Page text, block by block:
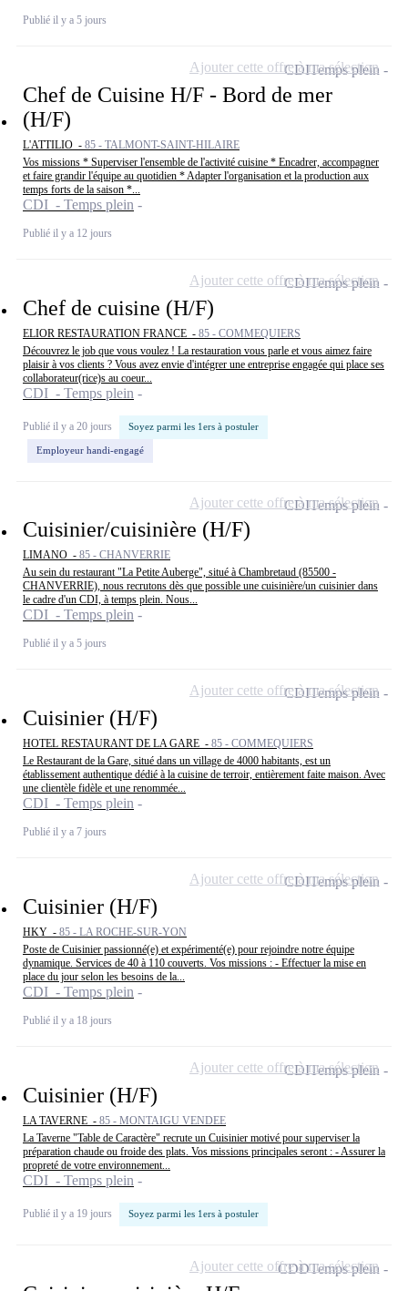
Publié il y a 5 jours
Chef de Cuisine H/F - Bord de mer
(H/F)
L'ATTILIO - 85 - TALMONT-SAINT-HILAIRE
Vos missions * Superviser l'ensemble de l'activité cuisine * Encadrer, accompagner
et faire grandir l'équipe au quotidien * Adapter l'organisation et la production aux
temps forts de la saison *...
CDI - Temps plein
Publié il y a 12 jours
CDITemps plein
Ajouter cette offre à ma sélection
Chef de cuisine (H/F)
ELIOR RESTAURATION FRANCE - 85 - COMMEQUIERS
Découvrez le job que vous voulez ! La restauration vous parle et vous aimez faire
plaisir à vos clients ? Vous avez envie d'intégrer une entreprise engagée qui place ses
collaborateur(rice)s au coeur...
CDI - Temps plein
Publié il y a 20 jours Soyez parmi les 1ers à postuler
Employeur handi-engagé
CDITemps plein
Ajouter cette offre à ma sélection
Cuisinier/cuisinière (H/F)
LIMANO - 85 - CHANVERRIE
Au sein du restaurant "La Petite Auberge", situé à Chambretaud (85500 -
CHANVERRIE), nous recrutons dès que possible une cuisinière/un cuisinier dans
le cadre d'un CDI, à temps plein. Nous...
CDI - Temps plein
Publié il y a 5 jours
CDITemps plein
Ajouter cette offre à ma sélection
Cuisinier (H/F)
HOTEL RESTAURANT DE LA GARE - 85 - COMMEQUIERS
Le Restaurant de la Gare, situé dans un village de 4000 habitants, est un
établissement authentique dédié à la cuisine de terroir, entièrement faite maison. Avec
une clientèle fidèle et une renommée...
CDI - Temps plein
Publié il y a 7 jours
CDITemps plein
Ajouter cette offre à ma sélection
Cuisinier (H/F)
HKY - 85 - LA ROCHE-SUR-YON
Poste de Cuisinier passionné(e) et expérimenté(e) pour rejoindre notre équipe
dynamique. Services de 40 à 110 couverts. Vos missions : - Effectuer la mise en
place du jour selon les besoins de la...
CDI - Temps plein
Publié il y a 18 jours
CDITemps plein
Ajouter cette offre à ma sélection
Cuisinier (H/F)
LA TAVERNE - 85 - MONTAIGU VENDEE
La Taverne "Table de Caractère" recrute un Cuisinier motivé pour superviser la
préparation chaude ou froide des plats. Vos missions principales seront : - Assurer la
propreté de votre environnement...
CDI - Temps plein
Publié il y a 19 jours Soyez parmi les 1ers à postuler
CDITemps plein
Ajouter cette offre à ma sélection
CDDTemps plein
Ajouter cette offre à ma sélection